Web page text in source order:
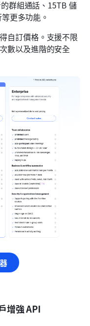
群組通話、15TB 儲
更多功能。
自訂價格。支援不限
數以及進階的安全
增強 API